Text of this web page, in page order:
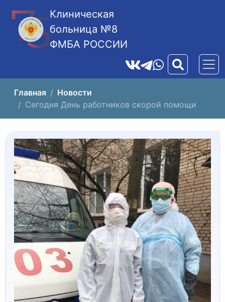
Клиническая
больница №8
ФМБА РОССИИ
Главная
Новости
Сегодня День работников скорой помощи